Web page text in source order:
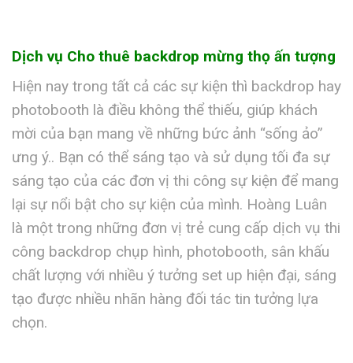
Dịch vụ Cho thuê backdrop mừng thọ ấn tượng
Hiện nay trong tất cả các sự kiện thì backdrop hay
photobooth là điều không thể thiếu, giúp khách
mời của bạn mang về những bức ảnh “sống ảo”
ưng ý.. Bạn có thể sáng tạo và sử dụng tối đa sự
sáng tạo của các đơn vị thi công sự kiện để mang
lại sự nổi bật cho sự kiện của mình. Hoàng Luân
là một trong những đơn vị trẻ cung cấp dịch vụ thi
công backdrop chụp hình, photobooth, sân khấu
chất lượng với nhiều ý tưởng set up hiện đại, sáng
tạo được nhiều nhãn hàng đối tác tin tưởng lựa
chọn.